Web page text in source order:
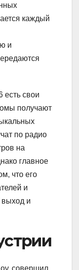
каждый
и
есть свои
получают
по радио
на
главное
что его
и
выход и
совершил